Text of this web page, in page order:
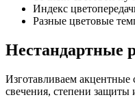
Индекс
Разные цветовые
Нестандартные
Изготавливаем акцентные
свечения, степени защиты